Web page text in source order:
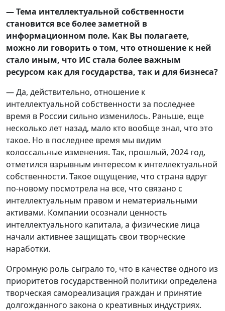
— Тема интеллектуальной собственности
становится все более заметной в
информационном поле. Как Вы полагаете,
можно ли говорить о том, что отношение к ней
стало иным, что ИС стала более важным
ресурсом как для государства, так и для бизнеса?
— Да, действительно, отношение к
интеллектуальной собственности за последнее
время в России сильно изменилось. Раньше, еще
несколько лет назад, мало кто вообще знал, что это
такое. Но в последнее время мы видим
колоссальные изменения. Так, прошлый, 2024 год,
отметился взрывным интересом к интеллектуальной
собственности. Такое ощущение, что страна вдруг
по-новому посмотрела на все, что связано с
интеллектуальным правом и нематериальными
активами. Компании осознали ценность
интеллектуального капитала, а физические лица
начали активнее защищать свои творческие
наработки.
Огромную роль сыграло то, что в качестве одного из
приоритетов государственной политики определена
творческая самореализация граждан и принятие
долгожданного закона о креативных индустриях.